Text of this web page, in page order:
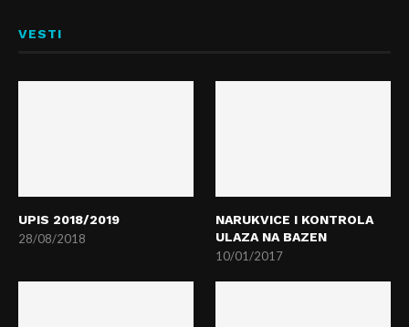
VESTI
UPIS 2018/2019
28/08/2018
NARUKVICE I KONTROLA
ULAZA NA BAZEN
10/01/2017